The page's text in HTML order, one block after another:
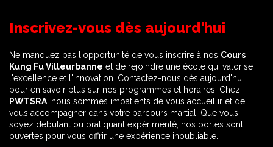
Inscrivez-vous dès aujourd'hui
Ne manquez pas l'opportunité de vous inscrire à nos Cours
Kung Fu Villeurbanne et de rejoindre une école qui valorise
l'excellence et l'innovation. Contactez-nous dès aujourd'hui
pour en savoir plus sur nos programmes et horaires. Chez
PWTSRA , nous sommes impatients de vous accueillir et de
vous accompagner dans votre parcours martial. Que vous
soyez débutant ou pratiquant expérimenté, nos portes sont
ouvertes pour vous offrir une expérience inoubliable.